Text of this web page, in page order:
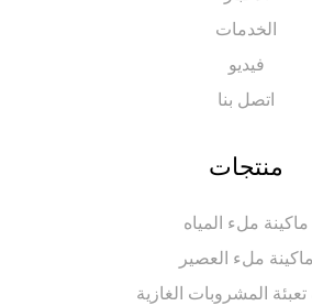
الخدمات
اتصل بنا
ملء المياه
ملء العصير
الغازية